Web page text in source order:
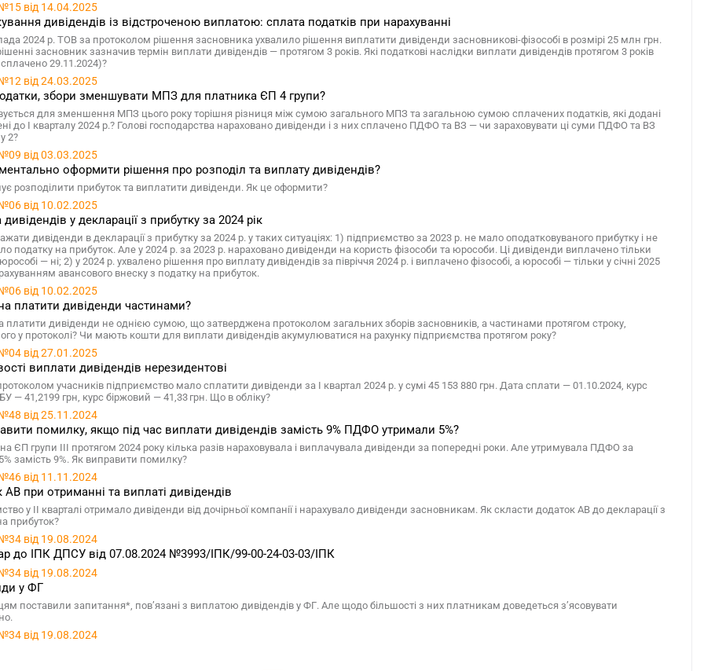
від 14.04.2025
дивідендів із відстроченою виплатою: сплата податків при нарахуванні
2024 р. ТОВ за протоколом рішення засновника ухвалило рішення виплатити дивіденди засновникові-фізособі в розмірі 25 млн грн.
засновник зазначив термін виплати дивідендів — протягом 3 років. Які податкові наслідки виплати дивідендів протягом 3 років
29.11.2024)?
від 24.03.2025
збори зменшувати МПЗ для платника ЄП 4 групи?
для зменшення МПЗ цього року торішня різниця між сумою загального МПЗ та загальною сумою сплачених податків, які додані
до І кварталу 2024 р.? Голові господарства нараховано дивіденди і з них сплачено ПДФО та ВЗ — чи зараховувати ці суми ПДФО та ВЗ
2?
від 03.03.2025
оформити рішення про розподіл та виплату дивідендів?
розподілити прибуток та виплатити дивіденди. Як це оформити?
від 10.02.2025
у декларації з прибутку за 2024 рік
дивіденди в декларації з прибутку за 2024 р. у таких ситуаціях: 1) підприємство за 2023 р. не мало оподатковуваного прибутку і не
податку на прибуток. Але у 2024 р. за 2023 р. нараховано дивіденди на користь фізособи та юрособи. Ці дивіденди виплачено тільки
— ні; 2) у 2024 р. ухвалено рішення про виплату дивідендів за півріччя 2024 р. і виплачено фізособі, а юрособі — тільки у січні 2025
авансового внеску з податку на прибуток.
від 10.02.2025
платити дивіденди частинами?
дивіденди не однією сумою, що затверджена протоколом загальних зборів засновників, а частинами протягом строку,
у протоколі? Чи мають кошти для виплати дивідендів акумулюватися на рахунку підприємства протягом року?
від 27.01.2025
виплати дивідендів нерезидентові
учасників підприємство мало сплатити дивіденди за І квартал 2024 р. у сумі 45 153 880 грн. Дата сплати — 01.10.2024, курс
— 41,2199 грн, курс біржовий — 41,33 грн. Що в обліку?
від 25.11.2024
помилку, якщо під час виплати дивідендів замість 9% ПДФО утримали 5%?
ЄП групи ІІІ протягом 2024 року кілька разів нараховувала і виплачувала дивіденди за попередні роки. Але утримувала ПДФО за
замість 9%. Як виправити помилку?
від 11.11.2024
АВ при отриманні та виплаті дивідендів
у II кварталі отримало дивіденди від дочірньої компанії і нарахувало дивіденди засновникам. Як скласти додаток АВ до декларації з
прибуток?
від 19.08.2024
до ІПК ДПСУ від 07.08.2024 №3993/ІПК/99-00-24-03-03/ІПК
від 19.08.2024
у ФГ
поставили запитання*, пов’язані з виплатою дивідендів у ФГ. Але щодо більшості з них платникам доведеться з’ясовувати
від 19.08.2024